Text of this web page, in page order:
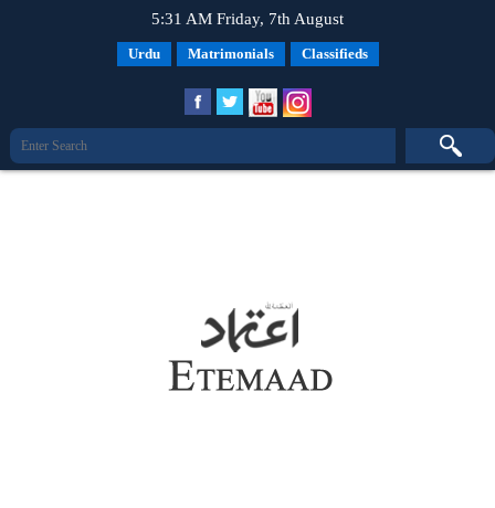
5:31 AM Friday, 7th August
Urdu Matrimonials Classifieds